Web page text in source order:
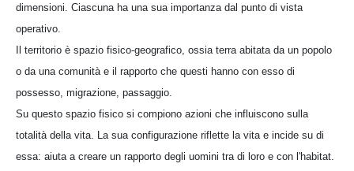
dimensioni. Ciascuna ha una sua importanza dal punto di vista
operativo.
Il territorio è spazio fisico-geografico, ossia terra abitata da un popolo
o da una comunità e il rapporto che questi hanno con esso di
possesso, migrazione, passaggio.
Su questo spazio fisico si compiono azioni che influiscono sulla
totalità della vita. La sua configurazione riflette la vita e incide su di
essa: aiuta a creare un rapporto degli uomini tra di loro e con l'habitat.